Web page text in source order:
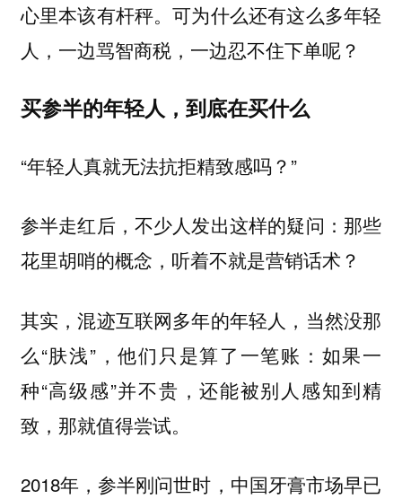
心里本该有杆秤。可为什么还有这么多年轻
人，一边骂智商税，一边忍不住下单呢？
买参半的年轻人，到底在买什么
“年轻人真就无法抗拒精致感吗？”
参半走红后，不少人发出这样的疑问：那些
花里胡哨的概念，听着不就是营销话术？
其实，混迹互联网多年的年轻人，当然没那
么“肤浅”，他们只是算了一笔账：如果一
种“高级感”并不贵，还能被别人感知到精
致，那就值得尝试。
2018年，参半刚问世时，中国牙膏市场早已